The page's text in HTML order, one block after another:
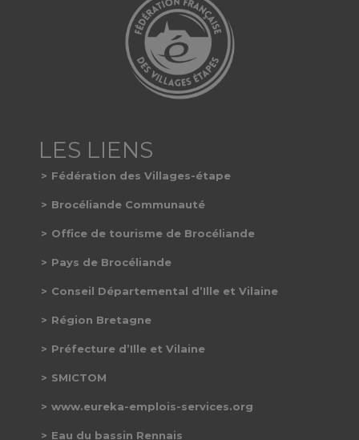
Fédération des Villages-étape
Brocéliande Communauté
Office de tourisme de Brocéliande
Pays de Brocéliande
Conseil Départemental d’Ille et Vilaine
Région Bretagne
Préfecture d’Ille et Vilaine
SMICTOM
www.eureka-emplois-services.org
Eau du bassin Rennais